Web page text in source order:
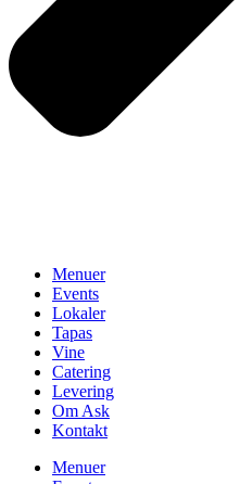
Menuer
Events
Lokaler
Tapas
Vine
Catering
Levering
Om Ask
Kontakt
Menuer